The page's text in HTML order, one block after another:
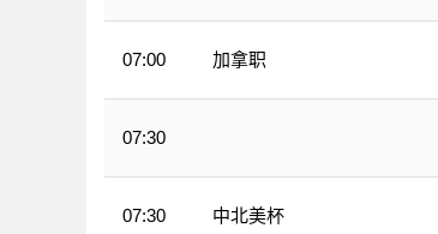
07:00 加拿职
07:30
07:30 中北美杯